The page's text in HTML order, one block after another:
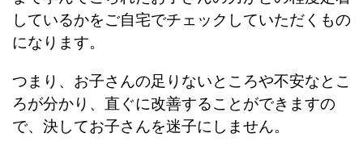
しているかをご自宅でチェックしていただくもの
になります。
つまり、お子さんの足りないところや不安なとこ
ろが分かり、直ぐに改善することができますの
で、決してお子さんを迷子にしません。